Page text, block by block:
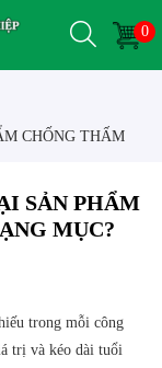
0
CHỐNG THẤM
SẢN PHẨM
MỤC?
trong mỗi công
trị và kéo dài tuổi